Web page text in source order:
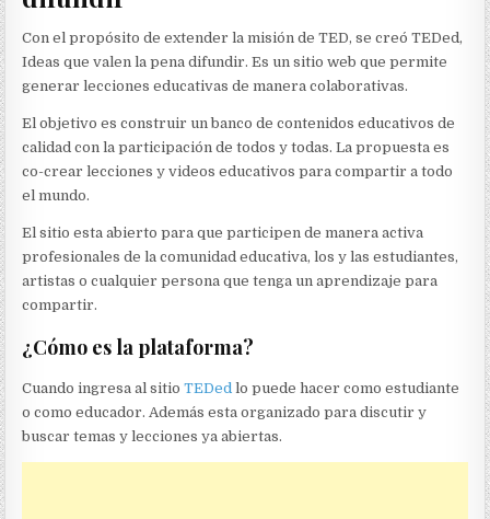
Con el propósito de extender la misión de TED, se creó TEDed,
Ideas que valen la pena difundir. Es un sitio web que permite
generar lecciones educativas de manera colaborativas.
El objetivo es construir un banco de contenidos educativos de
calidad con la participación de todos y todas. La propuesta es
co-crear lecciones y videos educativos para compartir a todo
el mundo.
El sitio esta abierto para que participen de manera activa
profesionales de la comunidad educativa, los y las estudiantes,
artistas o cualquier persona que tenga un aprendizaje para
compartir.
¿Cómo es la plataforma?
Cuando ingresa al sitioTEDed lo puede hacer como estudiante
o como educador. Además esta organizado para discutir y
buscar temas y lecciones ya abiertas.